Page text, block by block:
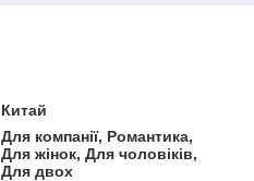
Китай
Для компанії, Романтика,
Для жінок, Для чоловіків,
Для двох